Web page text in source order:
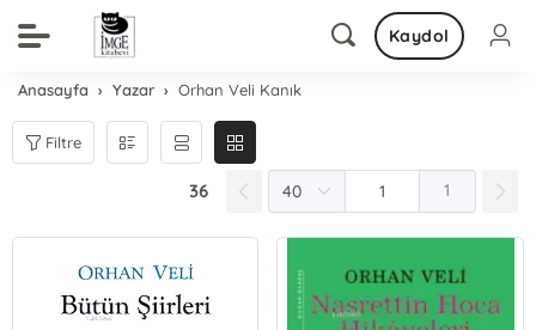
Kaydol
Anasayfa Yazar Orhan Veli Kanık
Filtre
36 1